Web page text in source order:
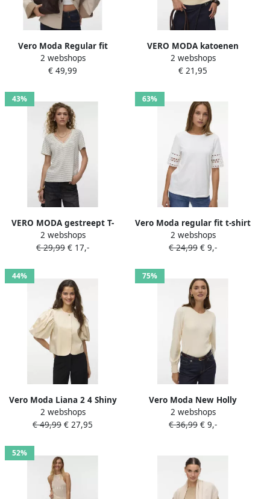
Vero Moda Regular fit
blouson met platte kraag
model 'CHELSEAPOPPY'
2 webshops
€ 49,99
VERO MODA katoenen
gebreide gestreepte trui
met ajourdetails zand
2 webshops
€ 21,95
43%
VERO MODA gestreept T-
shirt met lurex ecru
2 webshops
€ 29,99 € 17,-
63%
Vero Moda regular fit t-shirt
van puur katoen model
'IVACY'
2 webshops
€ 24,99 € 9,-
44%
Vero Moda Liana 2 4 Shiny
Short Blazer Dames
2 webshops
€ 49,99 € 27,95
75%
Vero Moda New Holly
Sweater Dames
2 webshops
€ 36,99 € 9,-
52%